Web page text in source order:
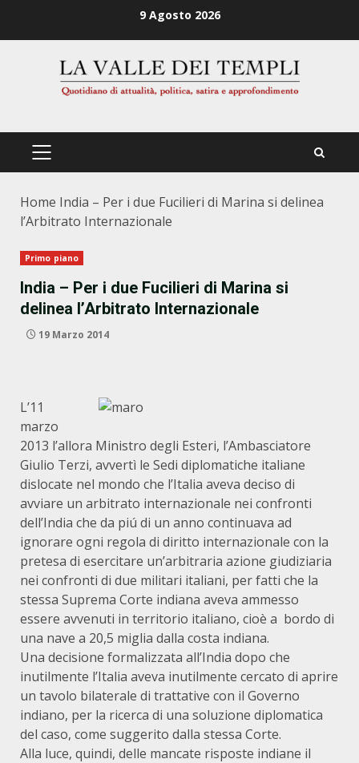
9 Agosto 2026
PRIMÄRES
Home India – Per i due Fucilieri di Marina si delinea
l’Arbitrato Internazionale
Primo piano
India – Per i due Fucilieri di Marina si
delinea l’Arbitrato Internazionale
19 Marzo 2014
L’11
marzo
2013 l’allora Ministro degli Esteri, l’Ambasciatore
Giulio Terzi, avvertì le Sedi diplomatiche italiane
dislocate nel mondo che l’Italia aveva deciso di
avviare un arbitrato internazionale nei confronti
dell’India che da piú di un anno continuava ad
ignorare ogni regola di diritto internazionale con la
pretesa di esercitare un’arbitraria azione giudiziaria
nei confronti di due militari italiani, per fatti che la
stessa Suprema Corte indiana aveva ammesso
essere avvenuti in territorio italiano, cioè a bordo di
una nave a 20,5 miglia dalla costa indiana.
Una decisione formalizzata all’India dopo che
inutilmente l’Italia aveva inutilmente cercato di aprire
un tavolo bilaterale di trattative con il Governo
indiano, per la ricerca di una soluzione diplomatica
del caso, come suggerito dalla stessa Corte.
Alla luce, quindi, delle mancate risposte indiane il